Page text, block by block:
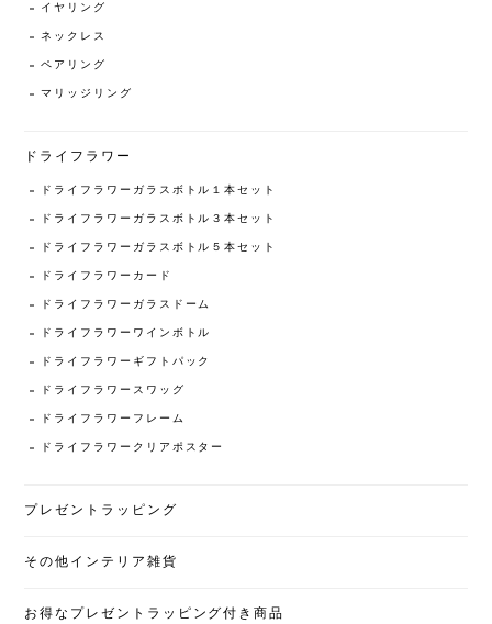
イヤリング
ネックレス
ペアリング
マリッジリング
ドライフラワー
ドライフラワーガラスボトル１本セット
ドライフラワーガラスボトル３本セット
ドライフラワーガラスボトル５本セット
ドライフラワーカード
ドライフラワーガラスドーム
ドライフラワーワインボトル
ドライフラワーギフトパック
ドライフラワースワッグ
ドライフラワーフレーム
ドライフラワークリアポスター
プレゼントラッピング
その他インテリア雑貨
お得なプレゼントラッピング付き商品